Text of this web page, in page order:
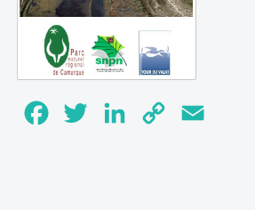
FacebookTwitter LinkedInCopy